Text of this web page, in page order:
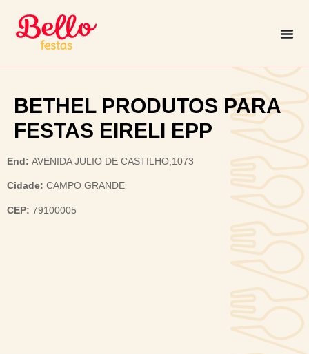
BETHEL PRODUTOS PARA
FESTAS EIRELI EPP
End: AVENIDA JULIO DE CASTILHO,1073
Cidade: CAMPO GRANDE
CEP: 79100005